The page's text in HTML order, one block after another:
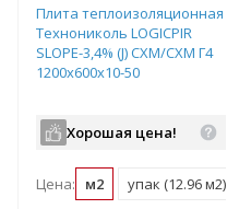
Плита теплоизоляционная
Технониколь LOGICPIR
SLOPE-3,4% (J) СХМ/СХМ Г4
1200х600х10-50
Хорошая цена!
Цена: м2 упак (12.96 м2)